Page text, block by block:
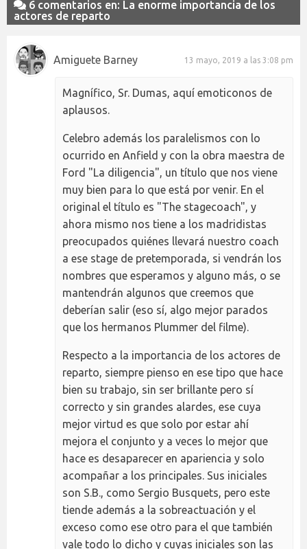
6 comentarios en: La enorme importancia de los
actores de reparto
Amiguete Barney 13 mayo, 2019 a las 3:08 pm
Magnífico, Sr. Dumas, aquí emoticonos de
aplausos.
Celebro además los paralelismos con lo
ocurrido en Anfield y con la obra maestra de
Ford "La diligencia", un título que nos viene
muy bien para lo que está por venir. En el
original el título es "The stagecoach", y
ahora mismo nos tiene a los madridistas
preocupados quiénes llevará nuestro coach
a ese stage de pretemporada, si vendrán los
nombres que esperamos y alguno más, o se
mantendrán algunos que creemos que
deberían salir (eso sí, algo mejor parados
que los hermanos Plummer del filme).
Respecto a la importancia de los actores de
reparto, siempre pienso en ese tipo que hace
bien su trabajo, sin ser brillante pero sí
correcto y sin grandes alardes, ese cuya
mejor virtud es que solo por estar ahí
mejora el conjunto y a veces lo mejor que
hace es desaparecer en apariencia y solo
acompañar a los principales. Sus iniciales
son S.B., como Sergio Busquets, pero este
tiende además a la sobreactuación y el
exceso como ese otro para el que también
vale todo lo dicho y cuyas iniciales son las